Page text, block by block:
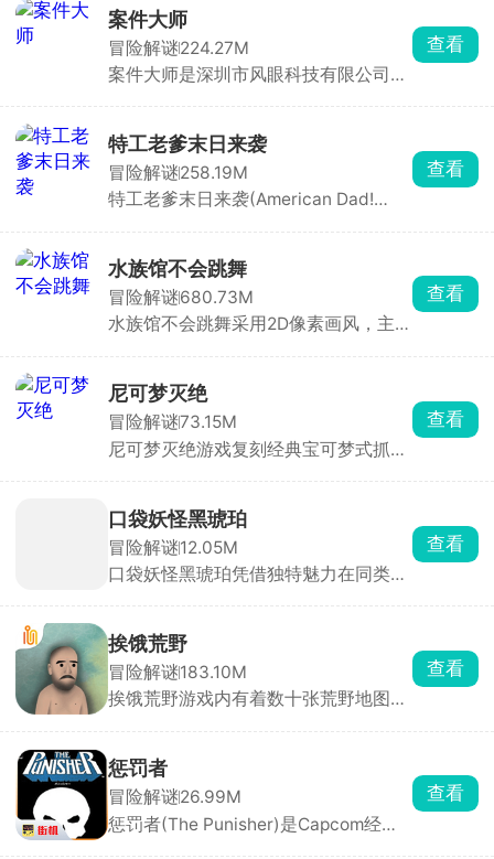
场景，搜集水源、食物、药物和武器等
生存物资，同时与丧尸展开激烈战斗。
本作在前作基础上加入了大量全新元
素，支持招募队友并肩作战，还能通过
案件大师
冒险解谜224.27M
案件大师是深圳市风眼科技有限公司发
鼎的名侦探，深入这座光鲜亮丽却暗藏
玄机的城市，侦破一桩又一桩疑难案
件。城市表面繁华，实则在权力与诱惑
的驱使下犯罪率居高不下，隐秘角落中
查看
特工老爹末日来袭
冒险解谜258.19M
特工老爹末日来袭(American Dad!
陷。你将扮演搞笑特工老爸，在自家地
下建造秘密基地，收集物资、制造武器
装备，打造专属地下家园。同时组建战
斗队伍，在地图上探索，与外星军团正
查看
水族馆不会跳舞
冒险解谜680.73M
水族馆不会跳舞采用2D像素画风，主打
族馆，只为寻找失散的挚友露露。馆内
潜伏着名为Creepies的畸变怪物，你需
要一边躲避追杀，一边在场馆各个角落
搜集线索，逐步揭开水族馆背后隐藏的
查看
尼可梦灭绝
冒险解谜73.15M
尼可梦灭绝游戏复刻经典宝可梦式抓宠
荒漠、雪原、丛林等多样地图，抓捕培
育各式精灵、迎战各地训练家，一路讨
伐肆虐的暴君精灵，用自己组建的强力
精灵小队拯救濒临毁灭的世界，扭转大
查看
口袋妖怪黑琥珀
冒险解谜12.05M
口袋妖怪黑琥珀凭借独特魅力在同类游
丘到神秘强大的超梦，每只都拥有独立
外貌、技能与性格。你将扮演训练师，
在神秘森林、深邃洞穴、广阔草原中探
索冒险，邂逅并捕捉心仪的精灵。
查看
挨饿荒野
冒险解谜183.10M
挨饿荒野游戏内有着数十张荒野地图，
装自己，带好装备外出狩猎食物，完成
系统所给的随机任务，收获大量的金萝
卜，使用金萝卜可以解锁新的地图场
景，发掘更多的探索技能，在世界各地
查看
惩罚者
冒险解谜26.99M
惩罚者(The Punisher)是Capcom经典
查看